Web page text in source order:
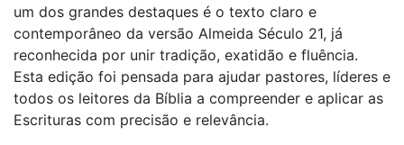
um dos grandes destaques é o texto claro e
contemporâneo da versão Almeida Século 21, já
reconhecida por unir tradição, exatidão e fluência.
Esta edição foi pensada para ajudar pastores, líderes e
todos os leitores da Bíblia a compreender e aplicar as
Escrituras com precisão e relevância.